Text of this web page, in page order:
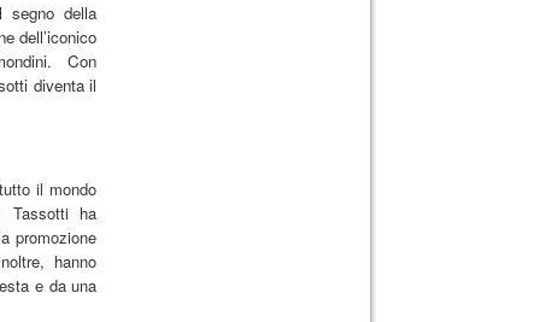
segno della
dell’iconico
Con
diventa il
il mondo
Tassotti ha
promozione
hanno
e da una